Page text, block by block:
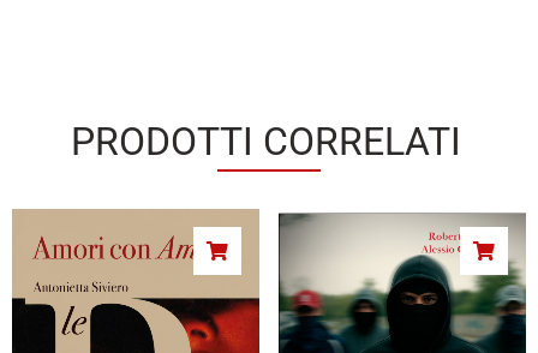
PRODOTTI CORRELATI